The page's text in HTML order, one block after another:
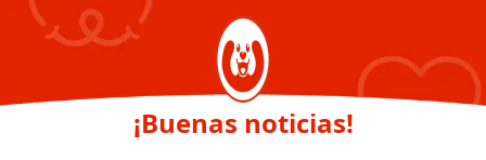
¡Buenas noticias!